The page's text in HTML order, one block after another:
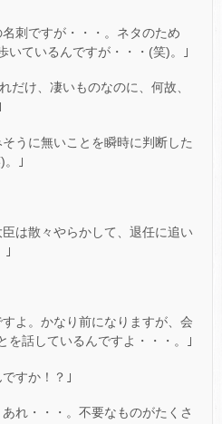
刺ですが・・・。ネタのため
いているんですが・・・(笑)。｣
だけ、凄いものなのに、何故、
うに無いことを瞬時に判断した
。｣
は散々やらかして、退任に追い
｣
よ。かなり前になりますが、会
を話しているんですよ・・・。｣
すか！？｣
れ・・・。不要なものがたくさ